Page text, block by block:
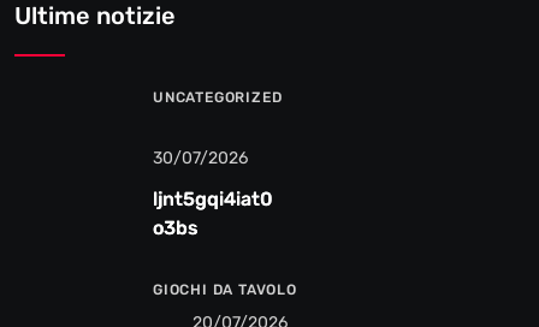
Ultime notizie
UNCATEGORIZED
30/07/2026
ljnt5gqi4iat0
o3bs
GIOCHI DA TAVOLO
20/07/2026